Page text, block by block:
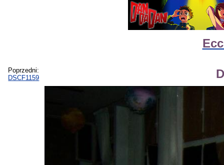
Poprzedni:
DSCF1159